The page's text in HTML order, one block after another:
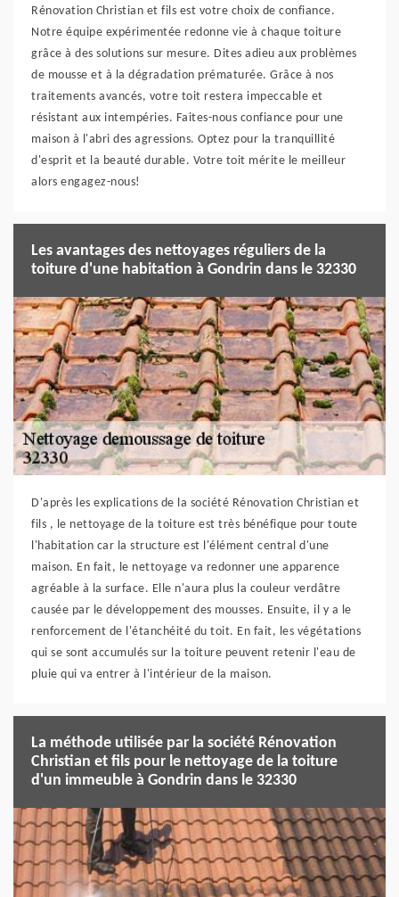
Rénovation Christian et fils est votre choix de confiance.
Notre équipe expérimentée redonne vie à chaque toiture
grâce à des solutions sur mesure. Dites adieu aux problèmes
de mousse et à la dégradation prématurée. Grâce à nos
traitements avancés, votre toit restera impeccable et
résistant aux intempéries. Faites-nous confiance pour une
maison à l'abri des agressions. Optez pour la tranquillité
d'esprit et la beauté durable. Votre toit mérite le meilleur
alors engagez-nous!
Les avantages des nettoyages réguliers de la
toiture d'une habitation à Gondrin dans le 32330
D'après les explications de la société Rénovation Christian et
fils , le nettoyage de la toiture est très bénéfique pour toute
l'habitation car la structure est l'élément central d'une
maison. En fait, le nettoyage va redonner une apparence
agréable à la surface. Elle n'aura plus la couleur verdâtre
causée par le développement des mousses. Ensuite, il y a le
renforcement de l'étanchéité du toit. En fait, les végétations
qui se sont accumulés sur la toiture peuvent retenir l'eau de
pluie qui va entrer à l'intérieur de la maison.
La méthode utilisée par la société Rénovation
Christian et fils pour le nettoyage de la toiture
d'un immeuble à Gondrin dans le 32330